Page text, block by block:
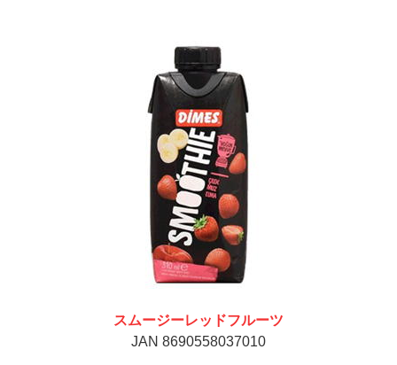
スムージーレッドフルーツ
JAN 8690558037010